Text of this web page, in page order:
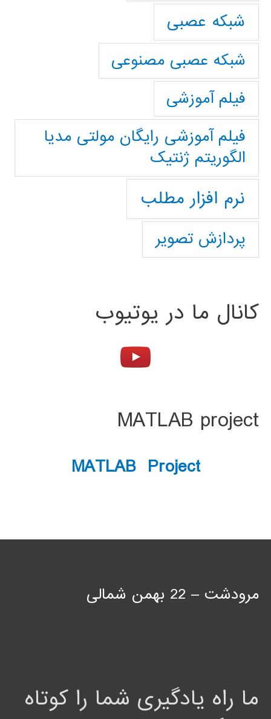
شبکه عصبی
شبکه عصبی مصنوعی
فیلم آموزشی
فیلم آموزشی رایگان مولتی مدیا
الگوریتم ژنتیک
نرم افزار مطلب
پردازش تصویر
کانال ما در یوتیوب
MATLAB project
MATLAB Project
مرودشت – 22 بهمن شمالی
ما راه یادگیری شما را کوتاه